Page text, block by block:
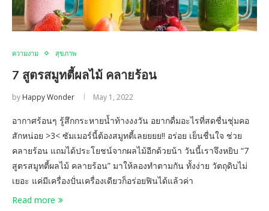
ความงาม สุขภาพ
7 สูตรสมูทตี้ผลไม้ คลายร้อน
by Happy Wonder May 1, 2022
อากาศร้อนๆ รู้สึกกระหายน้ำท้างงงวัน อยากดื่มอะไรที่สดชื่นชุ่มคอ
สักหน่อย >3< ซัมเมอร์นี้ต้องสมูทตี้เลยยยย!! อร่อย เย็นชื่นใจ ช่วย
คลายร้อน แถมได้ประโยชน์จากผลไม้อีกด้วยน้า วันนี้เราจึงหยิบ “7
สูตรสมูทตี้ผลไม้ คลายร้อน” มาให้ลองทำตามกัน ทั้งง่าย วัตถุดิบไม่
เยอะ แค่มีเครื่องปั่นเครื่องเดียวก็อร่อยฟินได้แล้วค่า
Read more